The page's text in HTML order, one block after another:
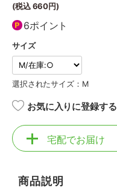
(税込660円)
6ポイント
サイズ
選択されたサイズ：M
お気に入りに登録する
宅配でお届け
商品説明